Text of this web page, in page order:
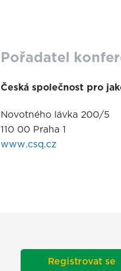
Pořadatel
Česká společnost pro
Novotného lávka 200/5
110 00 Praha 1
www.csq.cz
Registrovat se